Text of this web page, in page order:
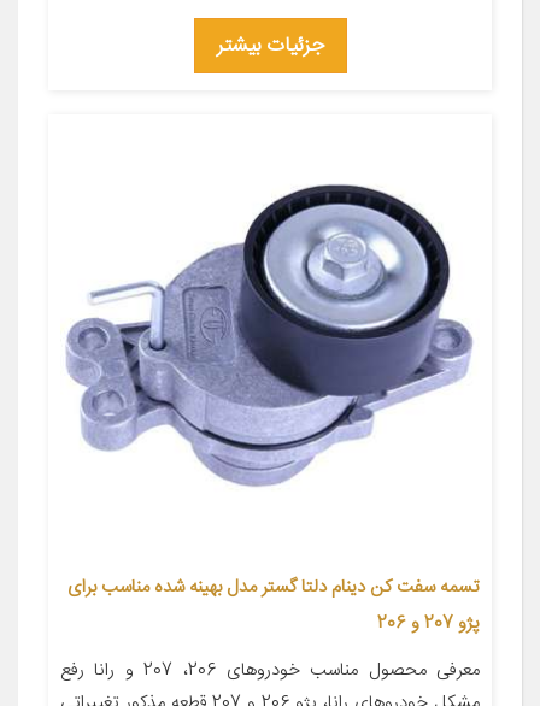
جزئیات بیشتر
تسمه سفت کن دینام دلتا گستر مدل بهینه شده مناسب برای
پژو 207 و 206
معرفی محصول مناسب خودروهای 206، 207 و رانا رفع